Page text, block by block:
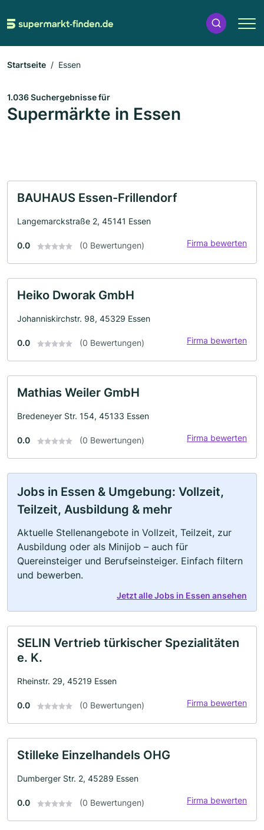
Startseite Essen
1.036 Suchergebnisse für
Supermärkte in Essen
BAUHAUS Essen-Frillendorf
Langemarckstraße 2, 45141 Essen
0.0 (0 Bewertungen) Firma bewerten
Heiko Dworak GmbH
Johanniskirchstr. 98, 45329 Essen
0.0 (0 Bewertungen) Firma bewerten
Mathias Weiler GmbH
Bredeneyer Str. 154, 45133 Essen
0.0 (0 Bewertungen) Firma bewerten
Jobs in Essen & Umgebung: Vollzeit,
Teilzeit, Ausbildung & mehr
Aktuelle Stellenangebote in Vollzeit, Teilzeit, zur
Ausbildung oder als Minijob – auch für
Quereinsteiger und Berufseinsteiger. Einfach filtern
und bewerben.
Jetzt alle Jobs in Essen ansehen
SELIN Vertrieb türkischer Spezialitäten
e. K.
Rheinstr. 29, 45219 Essen
0.0 (0 Bewertungen) Firma bewerten
Stilleke Einzelhandels OHG
Dumberger Str. 2, 45289 Essen
0.0 (0 Bewertungen) Firma bewerten